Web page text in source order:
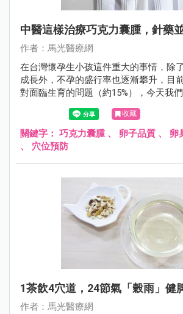
中醫這樣治療巧克力囊腫，針藥
作者：馬光醫療網
在台灣懷孕生小孩這件重大的事情，除
成長外，不孕的盛行率也逐漸攀升，目
對面臨生育的問題（約15%），今天我
巧克力囊腫。
收藏
關鍵字： 巧克力囊腫、 卵子品質 、 卵
、 穴位預防
1茶飲4穴道，24節氣「穀雨」健
作者：馬光醫療網